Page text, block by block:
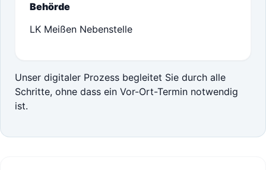
Behörde
LK Meißen Nebenstelle
Unser digitaler Prozess begleitet Sie durch alle
Schritte, ohne dass ein Vor-Ort-Termin notwendig
ist.